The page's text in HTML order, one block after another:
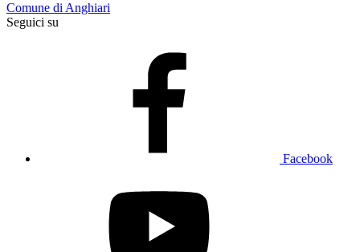
Comune di Anghiari
Seguici su
Facebook